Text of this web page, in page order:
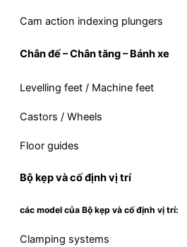
Cam action indexing plungers
Chân đế – Chân tăng – Bánh xe
Levelling feet / Machine feet
Castors / Wheels
Floor guides
Bộ kẹp và cố định vị trí
các model của Bộ kẹp và cố định vị trí:
Clamping systems